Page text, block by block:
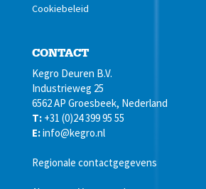
Cookiebeleid
CONTACT
Kegro Deuren B.V.
Industrieweg 25
6562 AP Groesbeek, Nederland
T: +31 (0)24 399 95 55
E:info@kegro.nl
Regionale contactgegevens